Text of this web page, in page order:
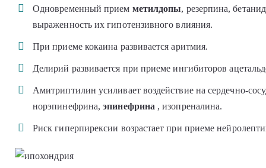
Одновременный прием метилдопы, резерпина,
выраженность их гипотензивного влияния.
При приеме кокаина развивается аритмия.
Делирий развивается при приеме ингибиторов
Амитриптилин усиливает воздействие на сердечно-
норэпинефрина,эпинефрина , изопреналина.
Риск гиперпирексии возрастает при приеме